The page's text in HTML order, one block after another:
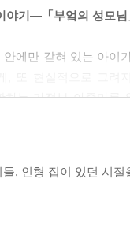
성화가 없어서 슬프
오기도 하고, 무엇보
야기―「부엌의 성모님
안에만 갇혀 있는 아
하는 가정부 아줌마를
전해줄 것이다.
, 인형 집이 있던 시